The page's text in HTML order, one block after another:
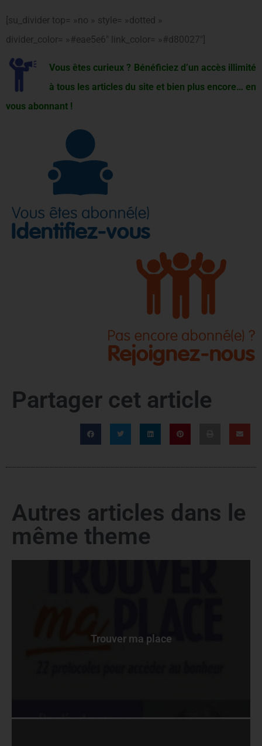
[su_divider top= »no » style= »dotted »
divider_color= »#eae5e6″ link_color= »#d80027″]
Vous êtes curieux ? Bénéficiez d’un accès illimité
à tous les articles du site et bien plus encore… en
vous abonnant !
Partager cet article
Autres articles dans le
même theme
Trouver ma place